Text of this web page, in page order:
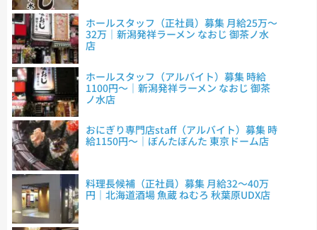
ホールスタッフ（正社員）募集 月給25万～
32万｜新潟発祥ラーメン なおじ 御茶ノ水
店
ホールスタッフ（アルバイト）募集 時給
1100円～｜新潟発祥ラーメン なおじ 御茶
ノ水店
おにぎり専門店staff（アルバイト）募集 時
給1150円～｜ぼんたぼんた 東京ドーム店
料理長候補（正社員）募集 月給32～40万
円｜北海道酒場 魚蔵 ねむろ 秋葉原UDX店